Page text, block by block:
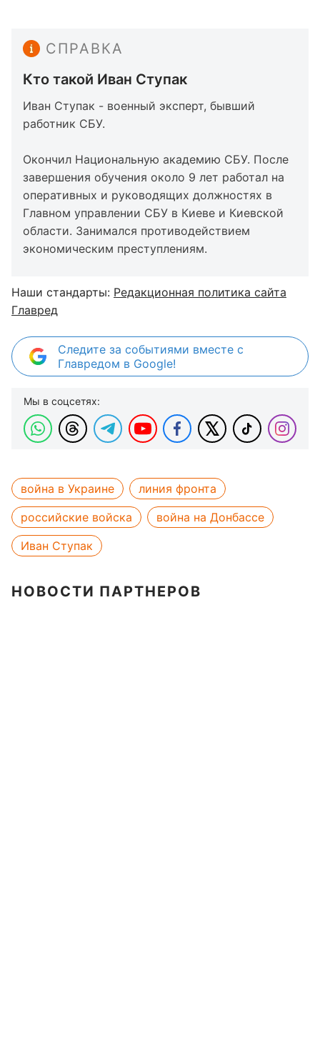
СПРАВКА
Кто такой Иван Ступак
Иван Ступак - военный эксперт, бывший
работник СБУ.
Окончил Национальную академию СБУ. После
завершения обучения около 9 лет работал на
оперативных и руководящих должностях в
Главном управлении СБУ в Киеве и Киевской
области. Занимался противодействием
экономическим преступлениям.
Наши стандарты: Редакционная политика сайта
Главред
Следите за событиями вместе с
Главредом в Google!
Мы в соцсетях:
война в Украине
линия фронта
российские войска
война на Донбассе
Иван Ступак
НОВОСТИ ПАРТНЕРОВ